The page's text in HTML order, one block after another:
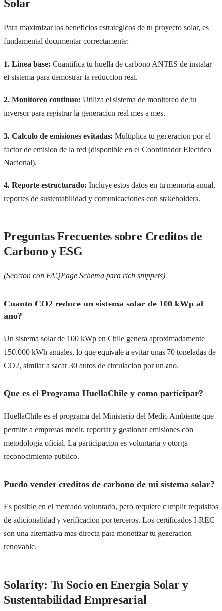
Solar
Para maximizar los beneficios estrategicos de tu proyecto solar, es
fundamental documentar correctamente:
1. Linea base: Cuantifica tu huella de carbono ANTES de instalar
el sistema para demostrar la reduccion real.
2. Monitoreo continuo: Utiliza el sistema de monitoreo de tu
inversor para registrar la generacion real mes a mes.
3. Calculo de emisiones evitadas: Multiplica tu generacion por el
factor de emision de la red (disponible en el Coordinador Electrico
Nacional).
4. Reporte estructurado: Incluye estos datos en tu memoria anual,
reportes de sustentabilidad y comunicaciones con stakeholders.
Preguntas Frecuentes sobre Creditos de
Carbono y ESG
(Seccion con FAQPage Schema para rich snippets)
Cuanto CO2 reduce un sistema solar de 100 kWp al
ano?
Un sistema solar de 100 kWp en Chile genera aproximadamente
150.000 kWh anuales, lo que equivale a evitar unas 70 toneladas de
CO2, similar a sacar 30 autos de circulacion por un ano.
Que es el Programa HuellaChile y como participar?
HuellaChile es el programa del Ministerio del Medio Ambiente que
permite a empresas medir, reportar y gestionar emisiones con
metodologia oficial. La participacion es voluntaria y otorga
reconocimiento publico.
Puedo vender creditos de carbono de mi sistema solar?
Es posible en el mercado voluntario, pero requiere cumplir requisitos
de adicionalidad y verificacion por terceros. Los certificados I-REC
son una alternativa mas directa para monetizar tu generacion
renovable.
Solarity: Tu Socio en Energia Solar y
Sustentabilidad Empresarial